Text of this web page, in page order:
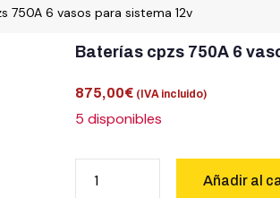
750A 6 vasos para sistema 12v
Baterías cpzs 750A 6
875,00€ (IVA incluido)
5 disponibles
Añadir al